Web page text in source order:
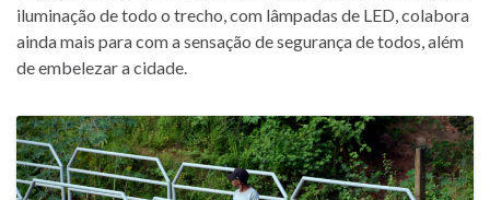
iluminação de todo o trecho, com lâmpadas de LED, colabora
ainda mais para com a sensação de segurança de todos, além
de embelezar a cidade.